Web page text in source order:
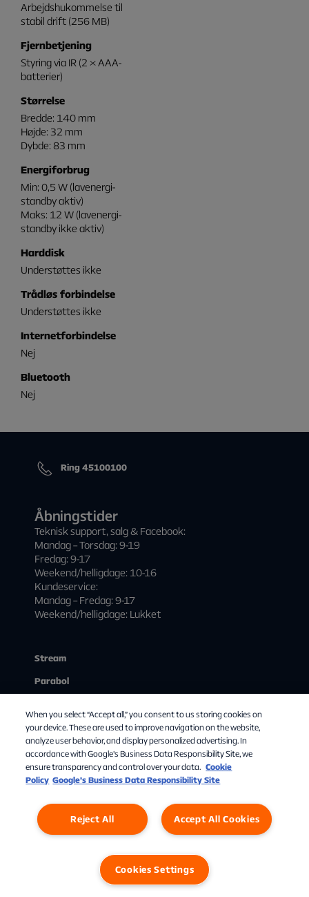
Arbejdshukommelse til
stabil drift (256 MB)
Fjernbetjening
Styring via IR (2 × AAA-
batterier)
Størrelse
Bredde: 140 mm
Højde: 32 mm
Dybde: 83 mm
Energiforbrug
Min: 0,5 W (lavenergi-
standby aktiv)
Maks: 12 W (lavenergi-
standby ikke aktiv)
Harddisk
Understøttes ikke
Trådløs forbindelse
Understøttes ikke
Internetforbindelse
Nej
Bluetooth
Nej
Ring 45100100
Åbningstider
Teknisk support, salg & Facebook:
Mandag – Torsdag: 9-19
Fredag: 9-17
Weekend/helligdage: 10-16
Kundeservice:
Mandag – Fredag: 9-17
Weekend/helligdage: Lukket
Stream
Parabol
Mit abonnement
Start streaming
Om Allente
Privatlivspolitik Cookies Settings
When you select “Accept all,” you consent to us storing cookies on
your device. These are used to improve navigation on the website,
analyze user behavior, and display personalized advertising. In
accordance with Google's Business Data Responsibility Site, we
ensure transparency and control over your data. Cookie
Policy Google’s Business Data Responsibility Site
Accept All Cookies
Reject All
Cookies Settings